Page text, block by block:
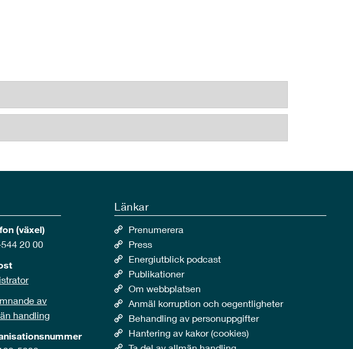
(växel)
20 00
av
handling
Länkar
Prenumerera
Press
Energiutblick podcast
Publikationer
Om webbplatsen
Anmäl korruption och oegentligheter
Behandling av personuppgifter
Hantering av kakor (cookies)